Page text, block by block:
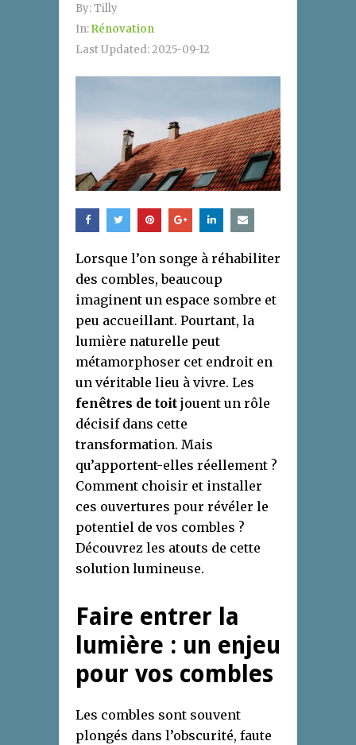
By:Tilly
In:Rénovation
Last Updated:2025-09-12
Lorsque l’on songe à réhabiliter
des combles, beaucoup
imaginent un espace sombre et
peu accueillant. Pourtant, la
lumière naturelle peut
métamorphoser cet endroit en
un véritable lieu à vivre. Les
fenêtres de toit jouent un rôle
décisif dans cette
transformation. Mais
qu’apportent-elles réellement ?
Comment choisir et installer
ces ouvertures pour révéler le
potentiel de vos combles ?
Découvrez les atouts de cette
solution lumineuse.
Faire entrer la
lumière : un enjeu
pour vos combles
Les combles sont souvent
plongés dans l’obscurité, faute